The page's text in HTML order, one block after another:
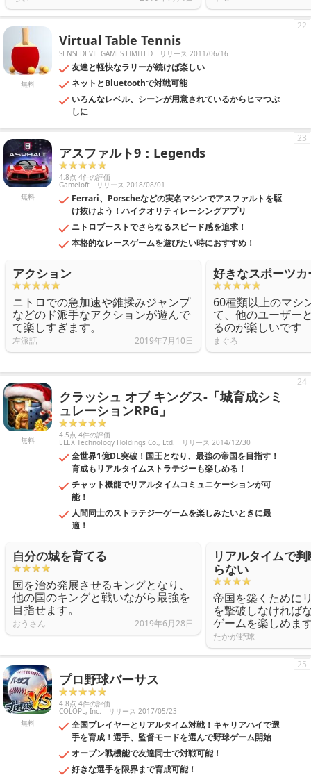
無料
Virtual Table Tennis
SENSEDEVIL GAMES LIMITED リリース 2011/06/16
友達と軽快なラリーが続けば楽しい
ネットとBluetoothで対戦可能
いろんなレベル、シーンが用意されているからヒマつぶ
しに
22
無料
アスファルト9：Legends
4.8点 4件の評価
Gameloft リリース 2018/08/01
Ferrari、Porscheなどの実名マシンでアスファルトを駆
け抜けよう！ハイクオリティレーシングアプリ
ニトロブーストでさらなるスピード感を追求！
本格的なレースゲームを遊びたい時におすすめ！
23
アクション
ニトロでの急加速や錐揉みジャンプ
などのド派手なアクションが遊んで
て楽しすぎます。
左派話 2019年7月10日
好きなスポーツ
60種類以上のマシ
て、他のユーザー
るのが楽しいです
まぐろ
無料
クラッシュ オブ キングス-「城育成シミ
ュレーションRPG」
4.5点 4件の評価
ELEX Technology Holdings Co., Ltd. リリース 2014/12/30
全世界1億DL突破！国王となり、最強の帝国を目指す！
育成もリアルタイムストラテジーも楽しめる！
チャット機能でリアルタイムコミュニケーションが可
能！
人間同士のストラテジーゲームを楽しみたいときに最
適！
24
自分の城を育てる
国を治め発展させるキングとなり、
他の国のキングと戦いながら最強を
目指せます。
おうさん 2019年6月28日
リアルタイムで
らない
帝国を築くために
を撃破しなければ
ゲームを楽しめま
たかが野球
無料
プロ野球バーサス
4.8点 4件の評価
COLOPL, Inc. リリース 2017/05/23
全国プレイヤーとリアルタイム対戦！キャリアハイで選
手を育成！選手、監督モードを選んで野球ゲーム開始
オープン戦機能で友達同士で対戦可能！
好きな選手を限界まで育成可能！
25